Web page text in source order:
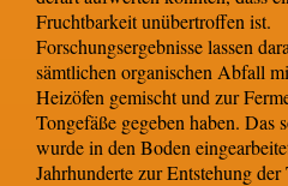
Fruchtbarkeit unübertroffen ist.
Forschungsergebnisse lassen
sämtlichen organischen Abfall
Heizöfen gemischt und zur
Tongefäße gegeben haben. Das
wurde in den Boden
Jahrhunderte zur Entstehung der